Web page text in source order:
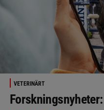
VETERINÄRT